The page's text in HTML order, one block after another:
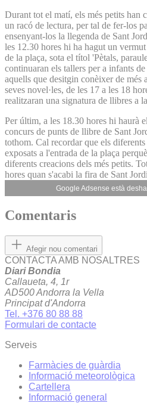
Durant tot el matí, els més petits han
un racó de lectura, per tal de fer-los
ensenyant-los la llegenda de Sant
les 12.30 hores hi ha hagut un
de la plaça, sota el títol 'Pètals,
continuaran els tallers per a infants
aquells que desitgin conèixer de més
seves novel·les, de les 17 a les 18
realitzaran una signatura de llibres a
Per últim, a les 18.30 hores hi haurà
concurs de punts de llibre de Sant
tothom. Cal recordar que els
exposats a l'entrada de la plaça
diferents creacions dels més petits.
hores quan s'acabi la fira de Sant
Google Adsense està
Comentaris
Afegir nou comentari
CONTACTA AMB NOSALTRES
Diari Bondia
Callaueta, 4, 1r
AD500 Andorra la Vella
Principat d'Andorra
Tel. +376 80 88 88
Formulari de contacte
Serveis
Farmàcies de guàrdia
Informació meteorològica
Cartellera
Informació general